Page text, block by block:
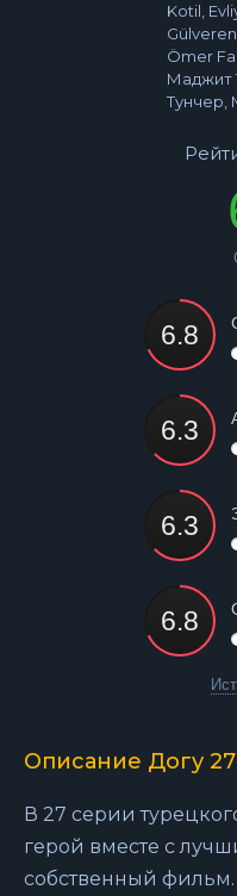
Kotil,
Ömer
Маджит
Тунчер,
Описание Догу
В 27 серии
герой вместе с
собственный